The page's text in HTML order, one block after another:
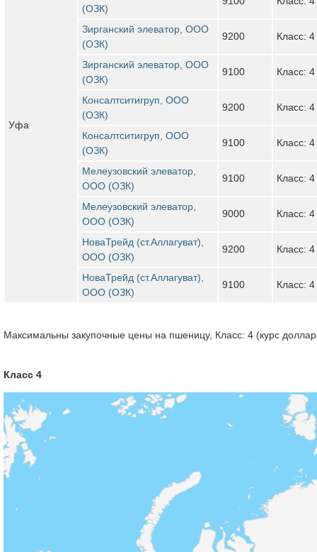
Уфа
(ОЗК)
Зирганский элеватор, ООО
(ОЗК)
9200 Класс: 4
Зирганский элеватор, ООО
(ОЗК)
9100 Класс: 4
Консалтситигруп, ООО
(ОЗК)
9200 Класс: 4
Консалтситигруп, ООО
(ОЗК)
9100 Класс: 4
Мелеузовский элеватор,
ООО (ОЗК)
9100 Класс: 4
Мелеузовский элеватор,
ООО (ОЗК)
9000 Класс: 4
НоваТрейд (ст.Аллагуват),
ООО (ОЗК)
9200 Класс: 4
НоваТрейд (ст.Аллагуват),
ООО (ОЗК)
9100 Класс: 4
Максимальны закупочные цены на пшеницу, Класс: 4 (курс
Класс 4